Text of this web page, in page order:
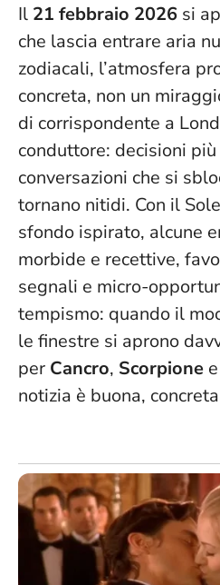
Il 21 febbraio 2026 si
che lascia entrare aria
zodiacali, l’atmosfera
concreta, non un
di corrispondente a
conduttore: decisioni
conversazioni che si
tornano nitidi. Con il
sfondo ispirato, alcune
morbide e recettive,
segnali e micro-
tempismo: quando il
le finestre si aprono
per Cancro, Scorpione e
notizia è buona,